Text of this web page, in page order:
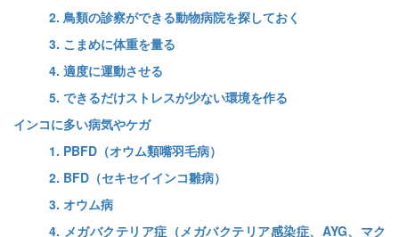
2. 鳥類の診察ができる動物病院を探しておく
3. こまめに体重を量る
4. 適度に運動させる
5. できるだけストレスが少ない環境を作る
インコに多い病気やケガ
1. PBFD（オウム類嘴羽毛病）
2. BFD（セキセイインコ雛病）
3. オウム病
4. メガバクテリア症（メガバクテリア感染症、AYG、マク